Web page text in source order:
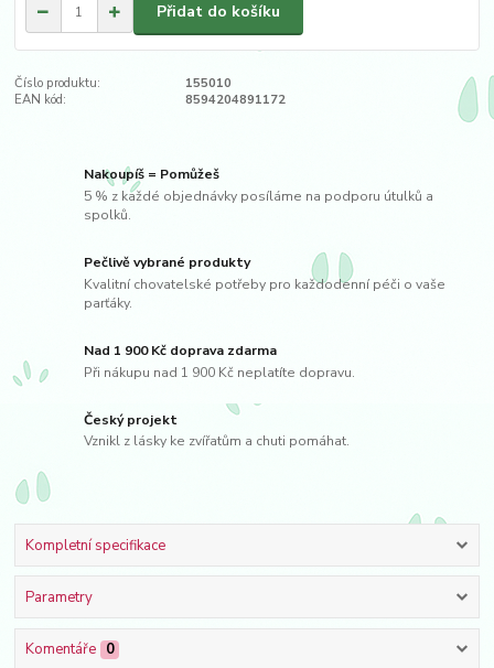
Přidat do košíku
Číslo produktu:
155010
EAN kód:
8594204891172
Nakoupíš = Pomůžeš
5 % z každé objednávky posíláme na podporu útulků a
spolků.
Pečlivě vybrané produkty
Kvalitní chovatelské potřeby pro každodenní péči o vaše
parťáky.
Nad 1 900 Kč doprava zdarma
Při nákupu nad 1 900 Kč neplatíte dopravu.
Český projekt
Vznikl z lásky ke zvířatům a chuti pomáhat.
Kompletní specifikace
Parametry
Komentáře 0